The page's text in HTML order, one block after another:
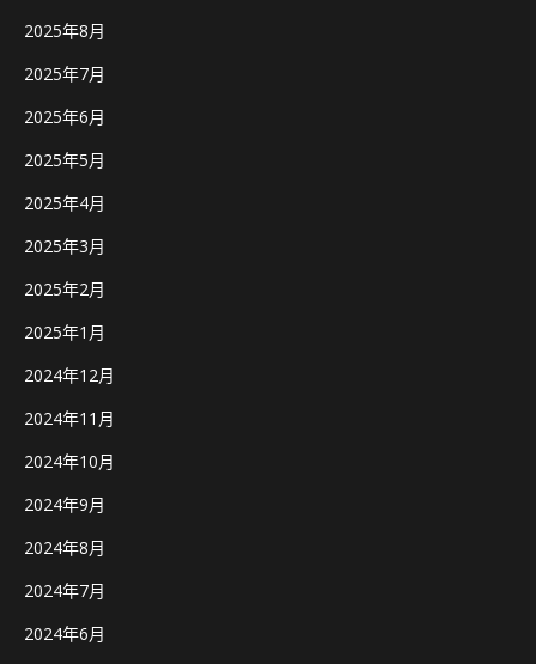
2025年8月
2025年7月
2025年6月
2025年5月
2025年4月
2025年3月
2025年2月
2025年1月
2024年12月
2024年11月
2024年10月
2024年9月
2024年8月
2024年7月
2024年6月